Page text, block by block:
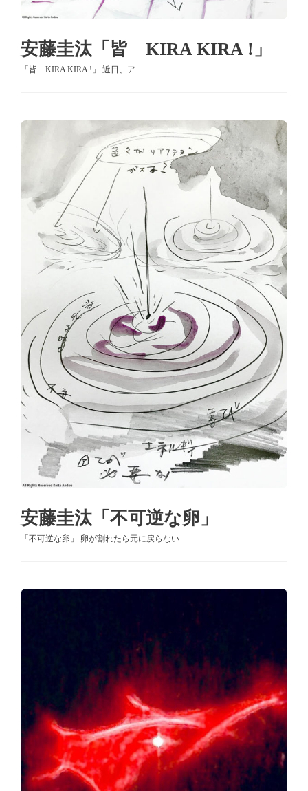
安藤圭汰「皆 KIRA KIRA !」
「皆 KIRA KIRA !」 近日、ア...
安藤圭汰「不可逆な卵」
「不可逆な卵」 卵が割れたら元に戻らない...